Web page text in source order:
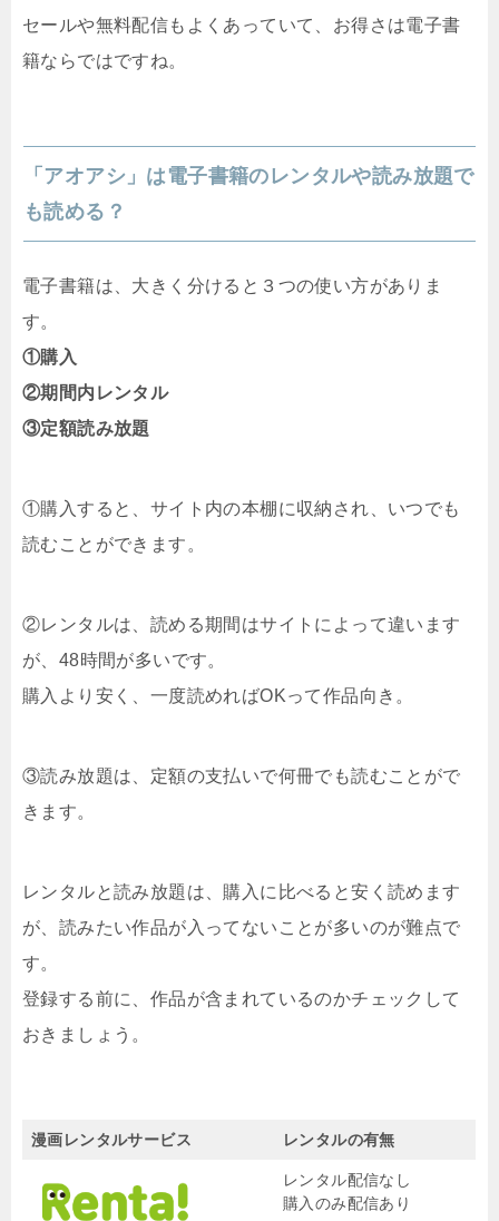
セールや無料配信もよくあっていて、お得さは電子書
籍ならではですね。
「アオアシ」は電子書籍のレンタルや読み放題で
も読める？
電子書籍は、大きく分けると３つの使い方がありま
す。
①購入
②期間内レンタル
③定額読み放題
①購入すると、サイト内の本棚に収納され、いつでも
読むことができます。
②レンタルは、読める期間はサイトによって違います
が、48時間が多いです。
購入より安く、一度読めればOKって作品向き。
③読み放題は、定額の支払いで何冊でも読むことがで
きます。
レンタルと読み放題は、購入に比べると安く読めます
が、読みたい作品が入ってないことが多いのが難点で
す。
登録する前に、作品が含まれているのかチェックして
おきましょう。
漫画レンタルサービス レンタルの有無
レンタル配信なし
購入のみ配信あり